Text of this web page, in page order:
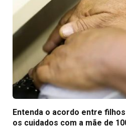
Entenda o acordo entre
os cuidados com a mãe de